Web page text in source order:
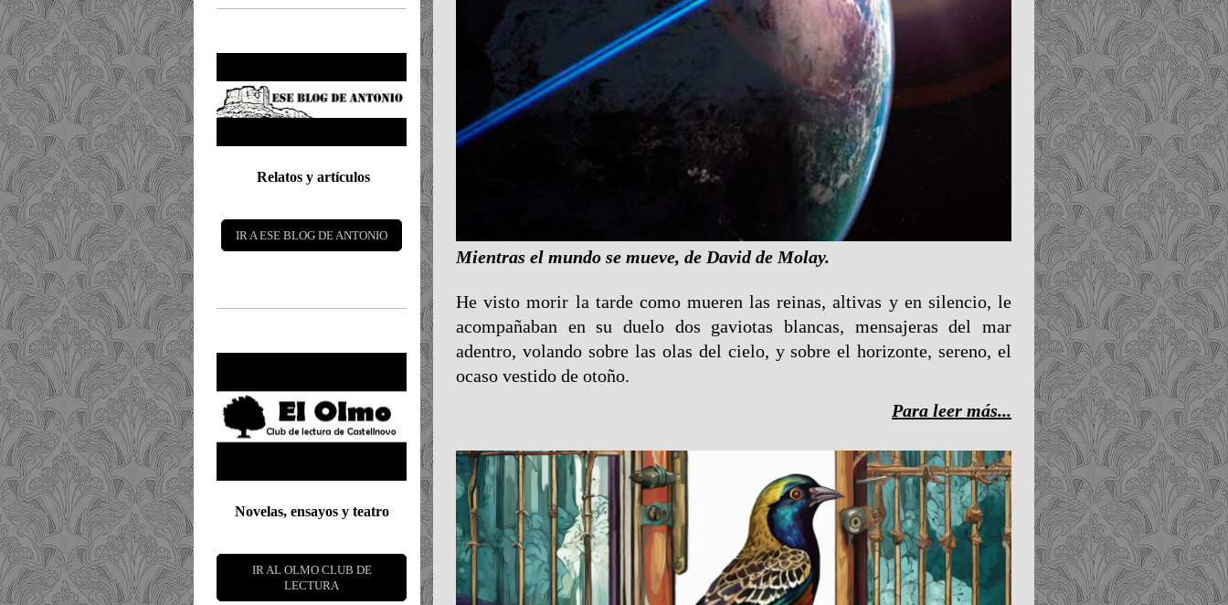
Mientras el mundo se mueve, de David de Molay.
He visto morir la tarde como mueren las reinas, altivas y en silencio, le
acompañaban en su duelo dos gaviotas blancas, mensajeras del mar
adentro, volando sobre las olas del cielo, y sobre el horizonte, sereno, el
ocaso vestido de otoño.
Para leer más...
Relatos y artículos
IR A ESE BLOG DE ANTONIO
Novelas, ensayos y teatro
IR AL OLMO CLUB DE
LECTURA